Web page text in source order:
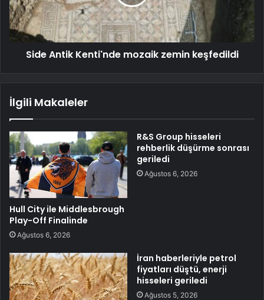
Side Antik Kenti'nde mozaik zemin keşfedildi
İlgili Makaleler
Hull City ile Middlesbrough
Play-Off Finalinde
Ağustos 6, 2026
R&S Group hisseleri
rehberlik düşürme sonrası
geriledi
Ağustos 6, 2026
İran haberleriyle petrol
fiyatları düştü, enerji
hisseleri geriledi
Ağustos 5, 2026